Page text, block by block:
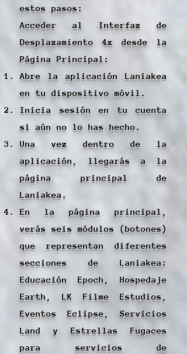
estos pasos:
Acceder al Interfaz de
Desplazamiento 4x desde la
Página Principal:
Abre la aplicación Laniakea
en tu dispositivo móvil.
Inicia sesión en tu cuenta
si aún no lo has hecho.
Una vez dentro de la
aplicación, llegarás a la
página principal de
Laniakea.
En la página principal,
verás seis módulos (botones)
que representan diferentes
secciones de Laniakea:
Educación Epoch, Hospedaje
Earth, LK Filme Estudios,
Eventos Eclipse, Servicios
Land y Estrellas Fugaces
para servicios de